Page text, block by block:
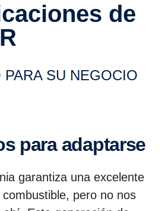
PARA SU NEGOCIO
para adaptarse
garantiza una excelente
pero no nos